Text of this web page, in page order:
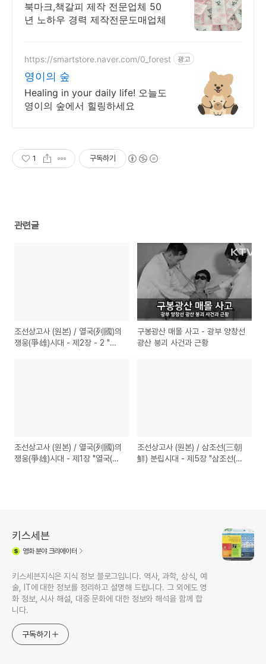
북마크,책갈피 제작 전문업체 50
년 노하우 경력 제작전문도매업체
https://smartstore.naver.com/0_forest 광고
영이의 숲
Healing in your daily life! 오늘도
영이의 숲에서 힐링하세요
1 구독하기
관련글
조선상고사 (원본) / 열국(列國)의
쟁웅(爭雄)시대 - 제2장 - 2 "고
구봉광산 매몰 사고 - 광부 양창선
광산 붕괴 사건과 근황
조선상고사 (원본) / 열국(列國)의
쟁웅(爭雄)시대 - 제1장 "열국(列
조선상고사 (원본) / 삼조선(三朝
鮮) 분립시대 - 제5장 "삼조선(三
키스세븐
영화분야 크리에이터
키스세븐지식은 지식 정보 블로그입니다. 역사, 과학, 상식, 예
술, IT에 대한 정보를 정리하고 설명해 드립니다. 그 외에도 영
화 정보, 시사 해설, 대중 문화에 대한 정보와 해석을 함께 합
니다.
구독하기